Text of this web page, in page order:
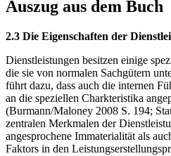
Auszug aus dem Buch
2.3 Die Eigenschaften der
Dienstleistungen besitzen einige
die sie von normalen Sachgütern
führt dazu, dass auch die internen
an die speziellen Charkteristika
(Burmann/Maloney 2008 S. 194;
zentralen Merkmalen der
angesprochene Immaterialität als
Faktors in den